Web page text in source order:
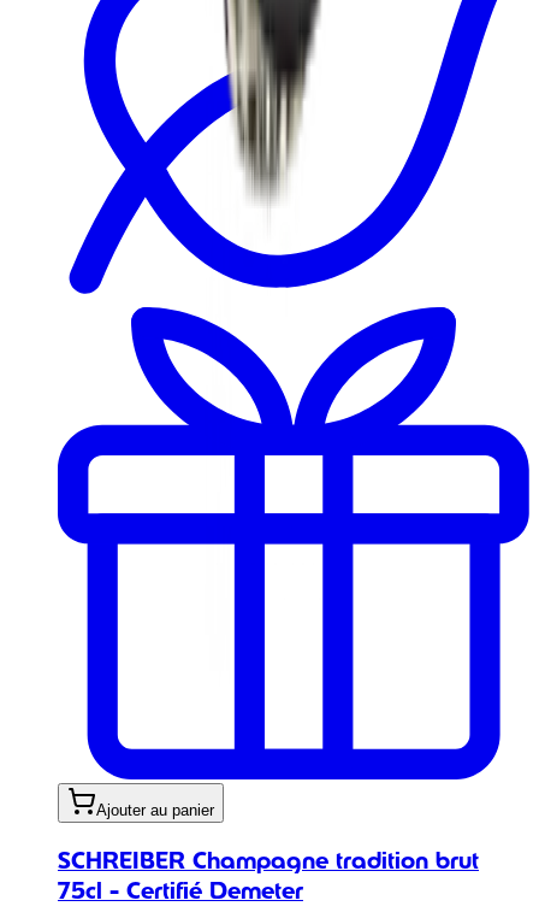
Ajouter au panier
SCHREIBER Champagne tradition brut
75cl - Certifié Demeter